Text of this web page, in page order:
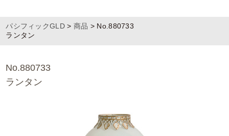
パシフィックGLD> 商品 > No.880733
ランタン
No.880733
ランタン